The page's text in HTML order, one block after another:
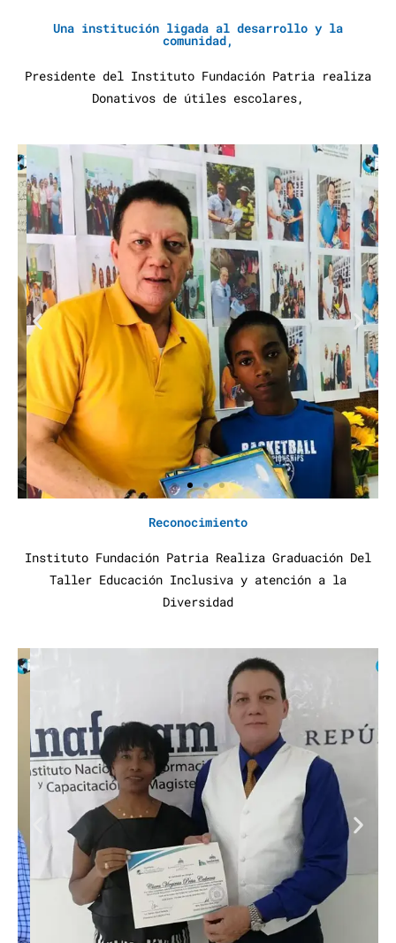
Una institución ligada al desarrollo y la
comunidad,
Presidente del Instituto Fundación Patria realiza
Donativos de útiles escolares,
Reconocimiento
Instituto Fundación Patria Realiza Graduación Del
Taller Educación Inclusiva y atención a la
Diversidad